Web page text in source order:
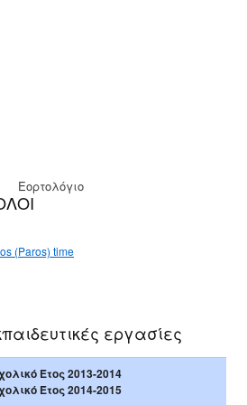
Εορτολόγιο
(Paros) time
εργασίες
Έτος 2013-2014
Έτος 2014-2015